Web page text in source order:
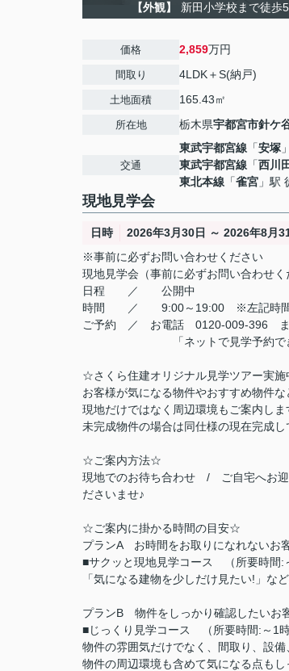
【外観】 新田小学校まで徒
価格 2,859万円
間取り 4LDK＋S(納戸)
土地面積 165.43㎡
所在地 栃木県宇都宮市針ケ
交通
東武宇都宮線 「安塚
東武宇都宮線 「西川田
東北本線 「雀宮 」駅
現地見学会
日時
2026年3月30日 ～ 2026年8
※事前に必ずお問い合わせください
現地見学会（事前に必ずお問い合わせく
日程 ／ 公開中
時間 ／ 9:00～19:00 ※左記時間外
ご予約 ／ お電話 0120-009-396
「ネットで見学予約できる日
☆さくら住建オリジナル見学ツアー実
お客様が気になる物件やおすすめ物件
現地だけではなく周辺環境もご案内し
未完成物件の場合は同仕様の現在完成
☆ご案内方法☆
現地でのお待ち合わせ / ご自宅へお
ださいませ♪
☆ご案内に掛かる時間の目安☆
プランA お時間をお取りになれないお
■サクッと現地見学コース （所要時間:
「気になる建物を少しだけ見たい!」な
プランB 物件をしっかり確認したいお
■じっくり見学コース （所要時間:～1
物件の雰囲気だけでなく、間取り、設
物件の周辺環境も含めて気になる点も